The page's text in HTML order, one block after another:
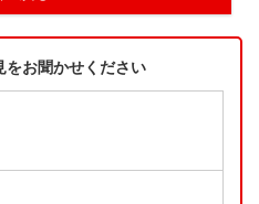
をお聞かせください